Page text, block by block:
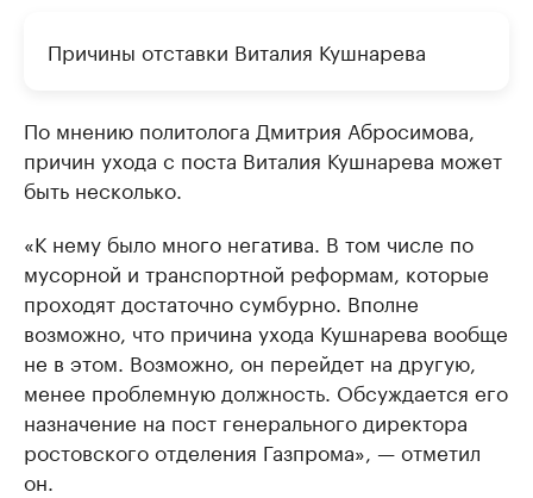
Причины отставки Виталия Кушнарева
По мнению политолога Дмитрия Абросимова,
причин ухода с поста Виталия Кушнарева может
быть несколько.
«К нему было много негатива. В том числе по
мусорной и транспортной реформам, которые
проходят достаточно сумбурно. Вполне
возможно, что причина ухода Кушнарева вообще
не в этом. Возможно, он перейдет на другую,
менее проблемную должность. Обсуждается его
назначение на пост генерального директора
ростовского отделения Газпрома», — отметил
он.